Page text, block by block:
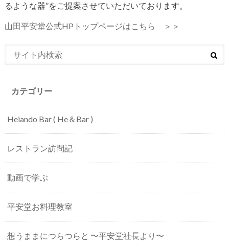
るような器”をご提案させていただいております。
山田平安堂公式HPトップページはこちら ＞＞
カテゴリー
Heiando Bar ( He＆Bar )
レストラン訪問記
動画で学ぶ
平安堂お料理教室
想うままにつらつらと 〜平安堂社長より〜